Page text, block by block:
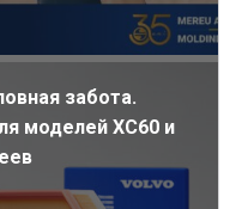
забота.
моделей XC60 и